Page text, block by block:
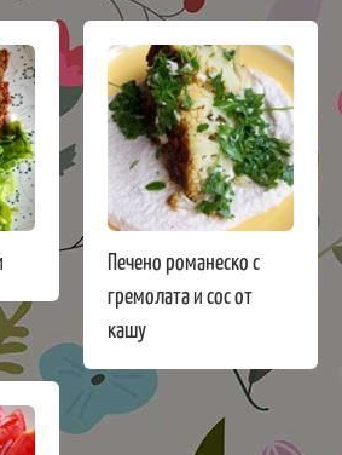
Печено романеско с
гремолата и сос от
кашу